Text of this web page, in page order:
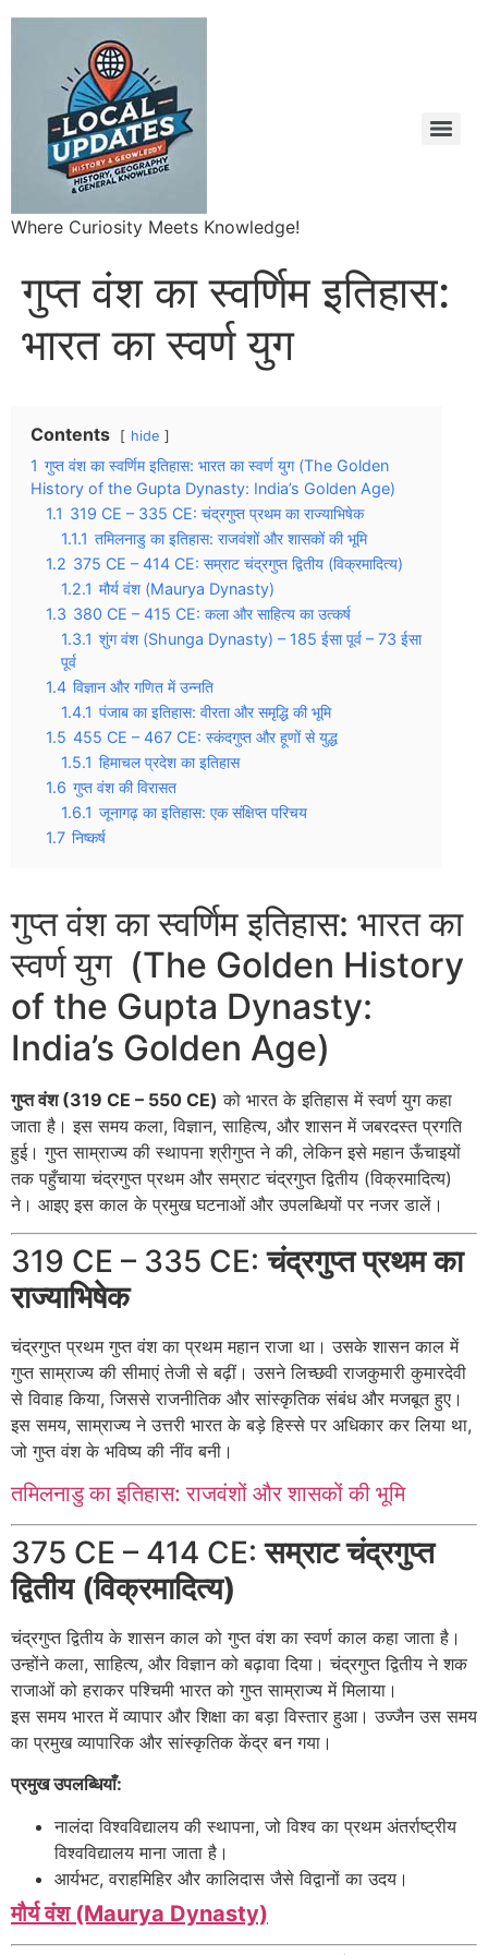
Where Curiosity Meets Knowledge!
गुप्त वंश का स्वर्णिम इतिहास:
भारत का स्वर्ण युग
Contents hide
1 गुप्त वंश का स्वर्णिम इतिहास: भारत का स्वर्ण युग (The Golden
History of the Gupta Dynasty: India’s Golden Age)
1.1 319 CE – 335 CE: चंद्रगुप्त प्रथम का राज्याभिषेक
1.1.1 तमिलनाडु का इतिहास: राजवंशों और शासकों की भूमि
1.2 375 CE – 414 CE: सम्राट चंद्रगुप्त द्वितीय (विक्रमादित्य)
1.2.1 मौर्य वंश (Maurya Dynasty)
1.3 380 CE – 415 CE: कला और साहित्य का उत्कर्ष
1.3.1 शुंग वंश (Shunga Dynasty) – 185 ईसा पूर्व – 73 ईसा
पूर्व
1.4 विज्ञान और गणित में उन्नति
1.4.1 पंजाब का इतिहास: वीरता और समृद्धि की भूमि
1.5 455 CE – 467 CE: स्कंदगुप्त और हूणों से युद्ध
1.5.1 हिमाचल प्रदेश का इतिहास
1.6 गुप्त वंश की विरासत
1.6.1 जूनागढ़ का इतिहास: एक संक्षिप्त परिचय
1.7 निष्कर्ष
गुप्त वंश का स्वर्णिम इतिहास: भारत का
स्वर्ण युग (The Golden History
of the Gupta Dynasty:
India’s Golden Age)
गुप्त वंश (319 CE – 550 CE) को भारत के इतिहास में स्वर्ण युग कहा
जाता है। इस समय कला, विज्ञान, साहित्य, और शासन में जबरदस्त प्रगति
हुई। गुप्त साम्राज्य की स्थापना श्रीगुप्त ने की, लेकिन इसे महान ऊँचाइयों
तक पहुँचाया चंद्रगुप्त प्रथम और सम्राट चंद्रगुप्त द्वितीय (विक्रमादित्य)
ने। आइए इस काल के प्रमुख घटनाओं और उपलब्धियों पर नजर डालें।
319 CE – 335 CE:चंद्रगुप्त प्रथम का
राज्याभिषेक
चंद्रगुप्त प्रथम गुप्त वंश का प्रथम महान राजा था। उसके शासन काल में
गुप्त साम्राज्य की सीमाएं तेजी से बढ़ीं। उसने लिच्छवी राजकुमारी कुमारदेवी
से विवाह किया, जिससे राजनीतिक और सांस्कृतिक संबंध और मजबूत हुए।
इस समय, साम्राज्य ने उत्तरी भारत के बड़े हिस्से पर अधिकार कर लिया था,
जो गुप्त वंश के भविष्य की नींव बनी।
तमिलनाडु का इतिहास: राजवंशों और शासकों की भूमि
375 CE – 414 CE:सम्राट चंद्रगुप्त
द्वितीय (विक्रमादित्य)
चंद्रगुप्त द्वितीय के शासन काल को गुप्त वंश का स्वर्ण काल कहा जाता है।
उन्होंने कला, साहित्य, और विज्ञान को बढ़ावा दिया। चंद्रगुप्त द्वितीय ने शक
राजाओं को हराकर पश्चिमी भारत को गुप्त साम्राज्य में मिलाया।
इस समय भारत में व्यापार और शिक्षा का बड़ा विस्तार हुआ। उज्जैन उस समय
का प्रमुख व्यापारिक और सांस्कृतिक केंद्र बन गया।
प्रमुख उपलब्धियाँ:
नालंदा विश्वविद्यालय की स्थापना, जो विश्व का प्रथम अंतर्राष्ट्रीय
विश्वविद्यालय माना जाता है।
आर्यभट, वराहमिहिर और कालिदास जैसे विद्वानों का उदय।
मौर्य वंश (Maurya Dynasty)